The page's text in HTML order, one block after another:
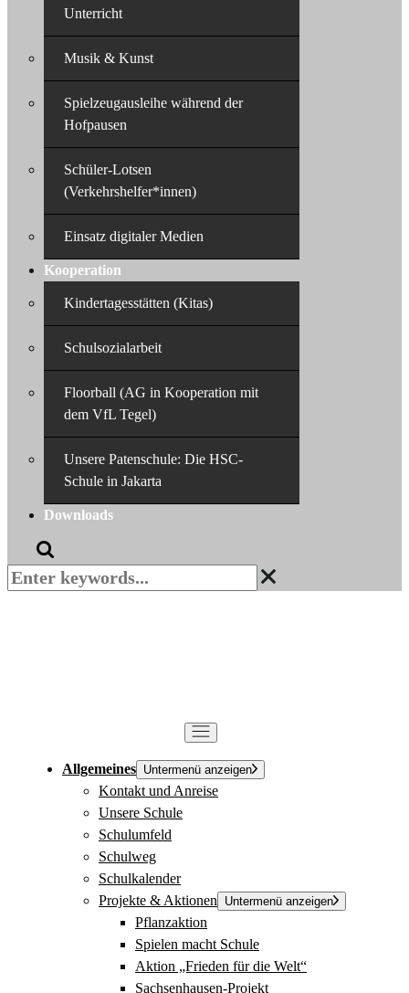
Unterricht
Musik & Kunst
Spielzeugausleihe während der
Hofpausen
Schüler-Lotsen
(Verkehrshelfer*innen)
Einsatz digitaler Medien
Kooperation
Kindertagesstätten (Kitas)
Schulsozialarbeit
Floorball (AG in Kooperation mit
dem VfL Tegel)
Unsere Patenschule: Die HSC-
Schule in Jakarta
Downloads
Allgemeines Untermenü anzeigen
Kontakt und Anreise
Unsere Schule
Schulumfeld
Schulweg
Schulkalender
Projekte & Aktionen
Untermenü anzeigen
Pflanzaktion
Spielen macht Schule
Aktion „Frieden für die Welt“
Sachsenhausen-Projekt